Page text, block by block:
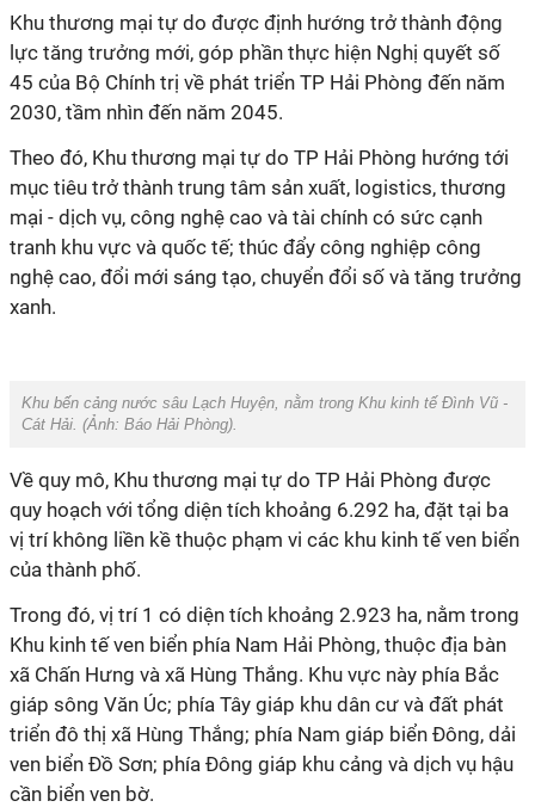
Khu thương mại tự do được định hướng trở thành động
lực tăng trưởng mới, góp phần thực hiện Nghị quyết số
45 của Bộ Chính trị về phát triển TP Hải Phòng đến năm
2030, tầm nhìn đến năm 2045.
Theo đó, Khu thương mại tự do TP Hải Phòng hướng tới
mục tiêu trở thành trung tâm sản xuất, logistics, thương
mại - dịch vụ, công nghệ cao và tài chính có sức cạnh
tranh khu vực và quốc tế; thúc đẩy công nghiệp công
nghệ cao, đổi mới sáng tạo, chuyển đổi số và tăng trưởng
xanh.
Khu bến cảng nước sâu Lạch Huyện, nằm trong Khu kinh tế Đình Vũ -
Cát Hải. (Ảnh: Báo Hải Phòng).
Về quy mô, Khu thương mại tự do TP Hải Phòng được
quy hoạch với tổng diện tích khoảng 6.292 ha, đặt tại ba
vị trí không liền kề thuộc phạm vi các khu kinh tế ven biển
của thành phố.
Trong đó, vị trí 1 có diện tích khoảng 2.923 ha, nằm trong
Khu kinh tế ven biển phía Nam Hải Phòng, thuộc địa bàn
xã Chấn Hưng và xã Hùng Thắng. Khu vực này phía Bắc
giáp sông Văn Úc; phía Tây giáp khu dân cư và đất phát
triển đô thị xã Hùng Thắng; phía Nam giáp biển Đông, dải
ven biển Đồ Sơn; phía Đông giáp khu cảng và dịch vụ hậu
cần biển ven bờ.